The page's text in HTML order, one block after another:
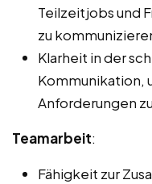
Teilzeitjobs und
zu
Klarheit in der
Kommunikation,
Anforderungen
Teamarbeit:
Fähigkeit zur